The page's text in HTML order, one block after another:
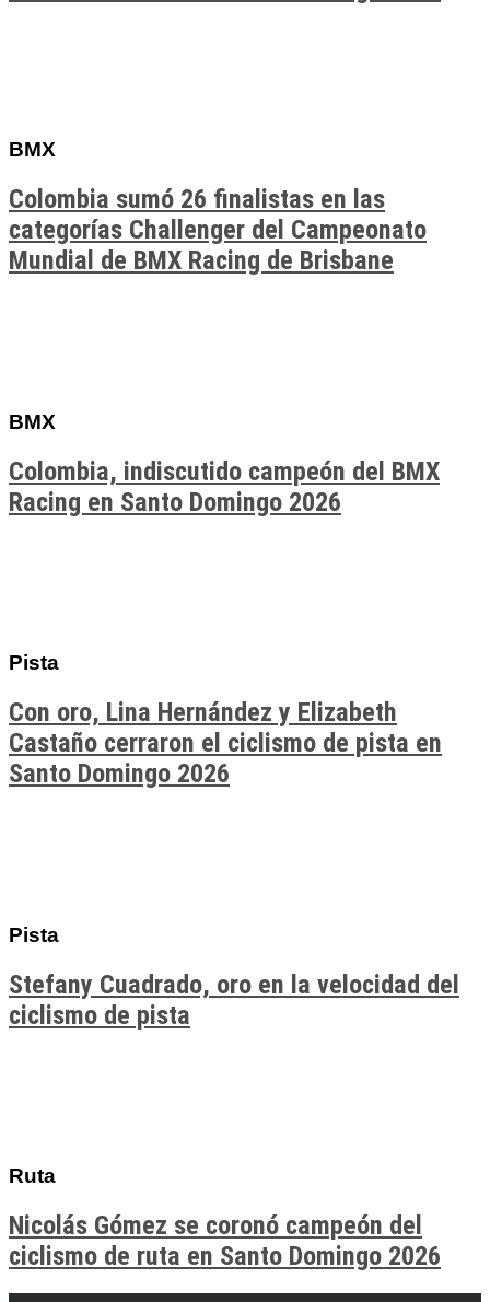
BMX
Colombia sumó 26 finalistas en las
categorías Challenger del Campeonato
Mundial de BMX Racing de Brisbane
BMX
Colombia, indiscutido campeón del BMX
Racing en Santo Domingo 2026
Pista
Con oro, Lina Hernández y Elizabeth
Castaño cerraron el ciclismo de pista en
Santo Domingo 2026
Pista
Stefany Cuadrado, oro en la velocidad del
ciclismo de pista
Ruta
Nicolás Gómez se coronó campeón del
ciclismo de ruta en Santo Domingo 2026